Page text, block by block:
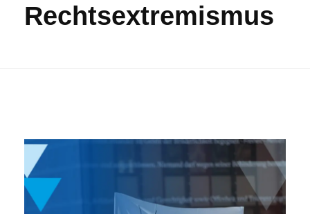
Rechtsextremismus